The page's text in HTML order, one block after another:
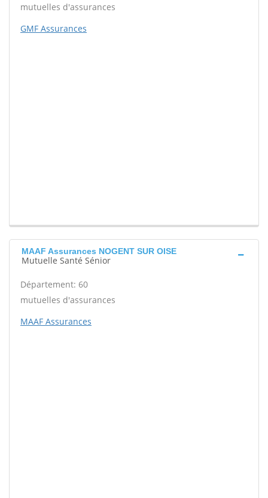
mutuelles d'assurances
GMF Assurances
MAAF Assurances NOGENT SUR OISE
Mutuelle Santé Sénior
Département: 60
mutuelles d'assurances
MAAF Assurances